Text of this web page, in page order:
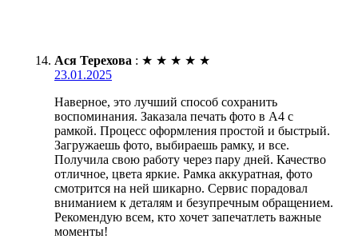
Ася Терехова : ★ ★ ★ ★ ★
23.01.2025
Наверное, это лучший способ сохранить
воспоминания. Заказала печать фото в А4 с
рамкой. Процесс оформления простой и быстрый.
Загружаешь фото, выбираешь рамку, и все.
Получила свою работу через пару дней. Качество
отличное, цвета яркие. Рамка аккуратная, фото
смотрится на ней шикарно. Сервис порадовал
вниманием к деталям и безупречным обращением.
Рекомендую всем, кто хочет запечатлеть важные
моменты!